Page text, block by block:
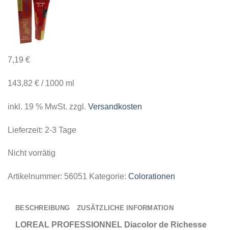
7,19 €
143,82 € / 1000 ml
inkl. 19 % MwSt. zzgl. Versandkosten
Lieferzeit: 2-3 Tage
Nicht vorrätig
Artikelnummer: 56051 Kategorie: Colorationen
BESCHREIBUNG ZUSÄTZLICHE INFORMATION
LOREAL PROFESSIONNEL Diacolor de Richesse